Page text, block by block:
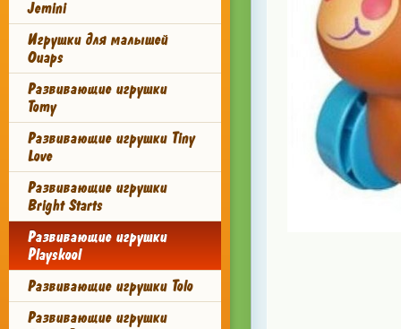
Jemini
Игрушки для малышей
Ouaps
Развивающие игрушки
Tomy
Развивающие игрушки Tiny
Love
Развивающие игрушки
Bright Starts
Развивающие игрушки
Playskool
Развивающие игрушки Tolo
Развивающие игрушки